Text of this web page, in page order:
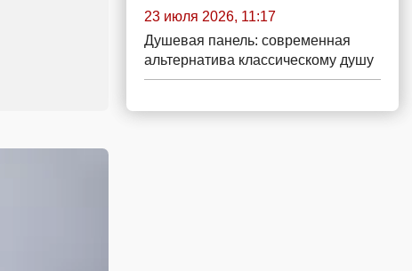
23 июля 2026, 11:17
Душевая панель: современная
альтернатива классическому душу